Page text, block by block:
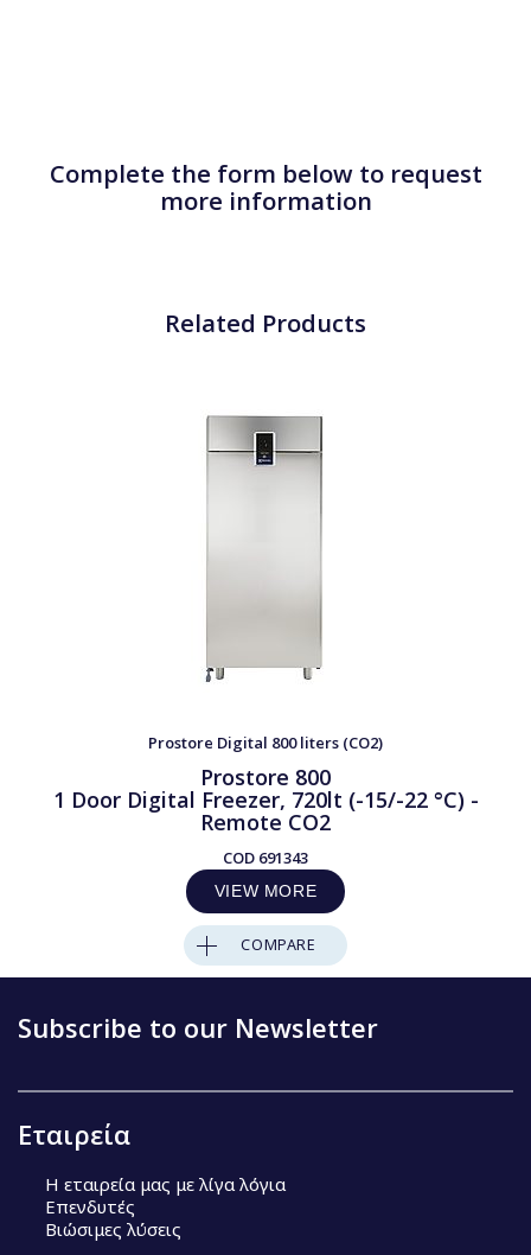
Complete the form below to request
more information
Related Products
Prostore Digital 800 liters (CO2)
Prostore 800
1 Door Digital Freezer, 720lt (-15/-22 °C) -
Remote CO2
COD 691343
VIEW MORE
COMPARE
Subscribe to our Newsletter
Εταιρεία
Η εταιρεία μας με λίγα λόγια
Επενδυτές
Βιώσιμες λύσεις